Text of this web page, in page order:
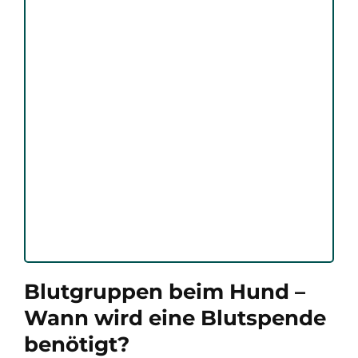
Blutgruppen beim Hund –
Wann wird eine Blutspende
benötigt?